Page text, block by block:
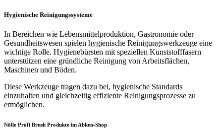
Hygienische Reinigungssysteme
In Bereichen wie Lebensmittelproduktion, Gastronomie oder
Gesundheitswesen spielen hygienische Reinigungswerkzeuge eine
wichtige Rolle. Hygienebürsten mit speziellen Kunststofffasern
unterstützen eine gründliche Reinigung von Arbeitsflächen,
Maschinen und Böden.
Diese Werkzeuge tragen dazu bei, hygienische Standards
einzuhalten und gleichzeitig effiziente Reinigungsprozesse zu
ermöglichen.
Nölle Profi Brush Produkte im Abken-Shop